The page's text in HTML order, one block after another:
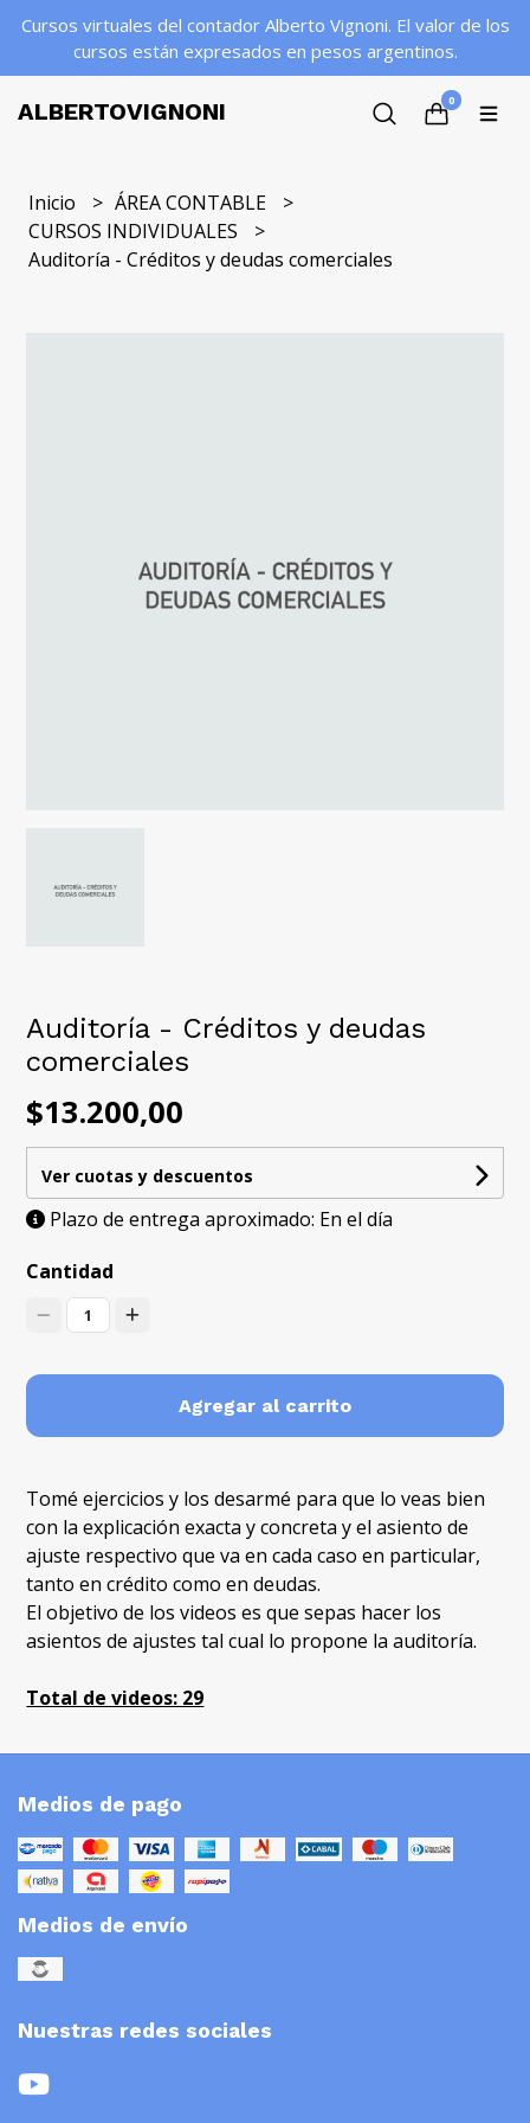
Cursos virtuales del contador Alberto Vignoni. El valor de los
cursos están expresados en pesos argentinos.
ALBERTOVIGNONI 0
Inicio
ÁREA CONTABLE
CURSOS INDIVIDUALES
Auditoría - Créditos y deudas comerciales
Auditoría - Créditos y deudas
comerciales
$13.200,00
Ver cuotas y descuentos
Plazo de entrega aproximado: En el día
Cantidad
1
Agregar al carrito
Tomé ejercicios y los desarmé para que lo veas bien
con la explicación exacta y concreta y el asiento de
ajuste respectivo que va en cada caso en particular,
tanto en crédito como en deudas.
El objetivo de los videos es que sepas hacer los
asientos de ajustes tal cual lo propone la auditoría.​
Total de videos: 29
Medios de pago
Medios de envío
Nuestras redes sociales